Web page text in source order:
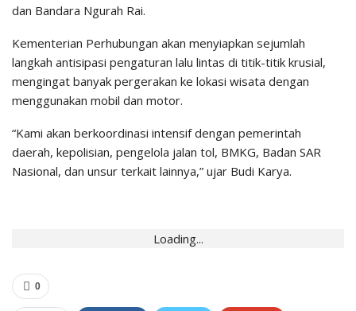
dan Bandara Ngurah Rai.
Kementerian Perhubungan akan menyiapkan sejumlah
langkah antisipasi pengaturan lalu lintas di titik-titik krusial,
mengingat banyak pergerakan ke lokasi wisata dengan
menggunakan mobil dan motor.
“Kami akan berkoordinasi intensif dengan pemerintah
daerah, kepolisian, pengelola jalan tol, BMKG, Badan SAR
Nasional, dan unsur terkait lainnya,” ujar Budi Karya.
Loading...
0